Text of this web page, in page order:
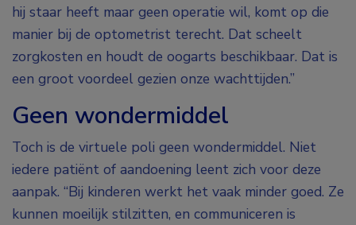
hij staar heeft maar geen operatie wil, komt op die
manier bij de optometrist terecht. Dat scheelt
zorgkosten en houdt de oogarts beschikbaar. Dat is
een groot voordeel gezien onze wachttijden.”
Geen wondermiddel
Toch is de virtuele poli geen wondermiddel. Niet
iedere patiënt of aandoening leent zich voor deze
aanpak. “Bij kinderen werkt het vaak minder goed. Ze
kunnen moeilijk stilzitten, en communiceren is